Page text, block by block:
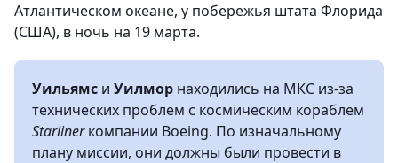
Атлантическом океане, у побережья штата Флорида
(США), в ночь на 19 марта.
Уильямс и Уилмор находились на МКС из-за
технических проблем с космическим кораблем
Starlinerкомпании Boeing. По изначальному
плану миссии, они должны были провести в